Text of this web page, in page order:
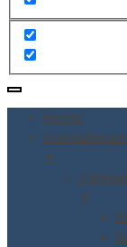
Home
▼
▼